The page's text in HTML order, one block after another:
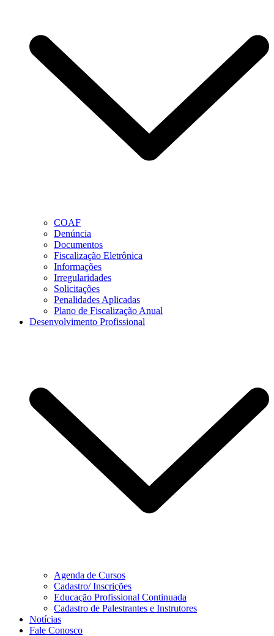
COAF
Denúncia
Documentos
Fiscalização Eletrônica
Informações
Irregularidades
Solicitações
Penalidades Aplicadas
Plano de Fiscalização Anual
Desenvolvimento Profissional
Agenda de Cursos
Cadastro/ Inscrições
Educação Profissional Continuada
Cadastro de Palestrantes e Instrutores
Notícias
Fale Conosco